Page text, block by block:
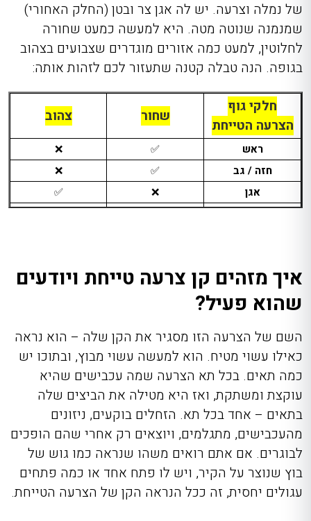
של נמלה וצרעה. יש לה אגן צר ובטן (החלק האחורי)
שמנמנה שנוטה מטה. היא למעשה כמעט שחורה
לחלוטין, למעט כמה אזורים מוגדרים שצבועים בצהוב
בגופה. הנה טבלה קטנה שתעזור לכם לזהות אותה:
חלקי גוף
הצרעה הטייחת
שחור צהוב
ראש ✅
❌
חזה / גב
✅
❌
אגן
❌
✅
בטן
✅
❌
איך מזהים קן צרעה טייחת ויודעים
שהוא פעיל?
השם של הצרעה הזו מסגיר את הקן שלה – הוא נראה
כאילו עשוי מטיח. הוא למעשה עשוי מבוץ, ובתוכו יש
כמה תאים. בכל תא הצרעה שמה עכבישים שהיא
עוקצת ומשתקת, ואז היא מטילה את הביצים שלה
בתאים – אחד בכל תא. הזחלים בוקעים, ניזונים
מהעכבישים, מתגלמים, ויוצאים רק אחרי שהם הופכים
לבוגרים. אם אתם רואים משהו שנראה כמו גוש של
בוץ שנוצר על הקיר, ויש לו פתח אחד או כמה פתחים
עגולים יחסית, זה ככל הנראה הקן של הצרעה הטייחת.